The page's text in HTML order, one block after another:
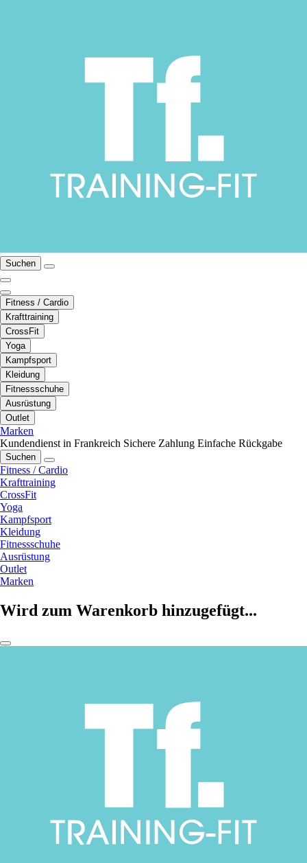
Suchen
Fitness / Cardio
Krafttraining
CrossFit
Yoga
Kampfsport
Kleidung
Fitnessschuhe
Ausrüstung
Outlet
Marken
Kundendienst in Frankreich Sichere Zahlung Einfache Rückgabe
Suchen
Fitness / Cardio
Krafttraining
CrossFit
Yoga
Kampfsport
Kleidung
Fitnessschuhe
Ausrüstung
Outlet
Marken
Wird zum Warenkorb hinzugefügt...